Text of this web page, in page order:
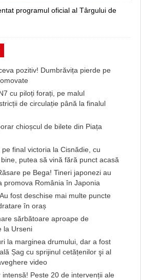
programul oficial al Târgului de
pozitiv! Dumbrăvița pierde pe
cu piloți forați, pe malul
de circulație până la finalul
chioșcul de bilete din Piața
final victoria la Cisnădie, cu
putea să vină fără punct acasă
pe Bega! Tineri japonezi au
promova România în Japonia
fost deschise mai multe puncte
în oraș
sărbătoare aproape de
la Urseni
la marginea drumului, dar a fost
Șag cu sprijinul cetățenilor şi al
video
Peste 20 de intervenții ale